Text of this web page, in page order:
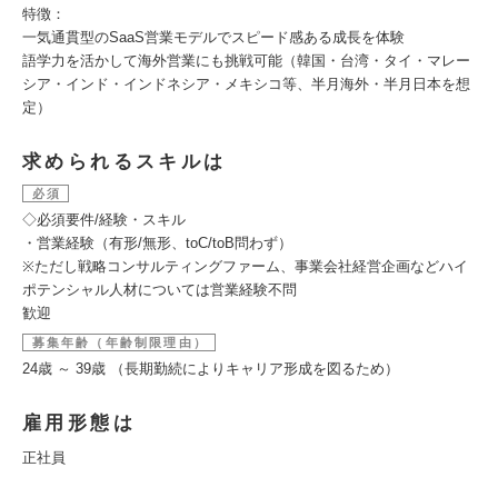
特徴：
一気通貫型のSaaS営業モデルでスピード感ある成長を体験
語学力を活かして海外営業にも挑戦可能（韓国・台湾・タイ・マレー
シア・インド・インドネシア・メキシコ等、半月海外・半月日本を想
定）
求められるスキルは
必須
◇必須要件/経験・スキル
・営業経験（有形/無形、toC/toB問わず）
※ただし戦略コンサルティングファーム、事業会社経営企画などハイ
ポテンシャル人材については営業経験不問
歓迎
募集年齢（年齢制限理由）
24歳 ～ 39歳 （長期勤続によりキャリア形成を図るため）
雇用形態は
正社員